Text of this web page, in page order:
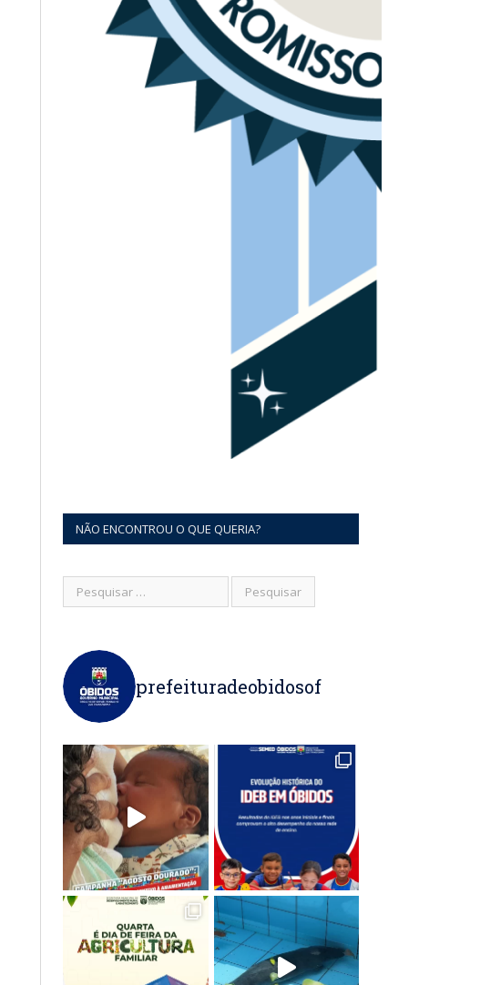
NÃO ENCONTROU O QUE QUERIA?
prefeituradeobidosof